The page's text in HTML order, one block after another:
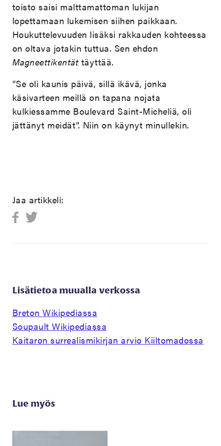
toisto saisi malttamattoman lukijan
lopettamaan lukemisen siihen paikkaan.
Houkuttelevuuden lisäksi rakkauden kohteessa
on oltava jotakin tuttua. Sen ehdon
Magneettikentät täyttää.
”Se oli kaunis päivä, sillä ikävä, jonka
käsivarteen meillä on tapana nojata
kulkiessamme Boulevard Saint-Micheliä, oli
jättänyt meidät”. Niin on käynyt minullekin.
Jaa artikkeli:
Lisätietoa muualla verkossa
Breton Wikipediassa
Soupault Wikipediassa
Kaitaron surrealismikirjan arvio Kiiltomadossa
Lue myös